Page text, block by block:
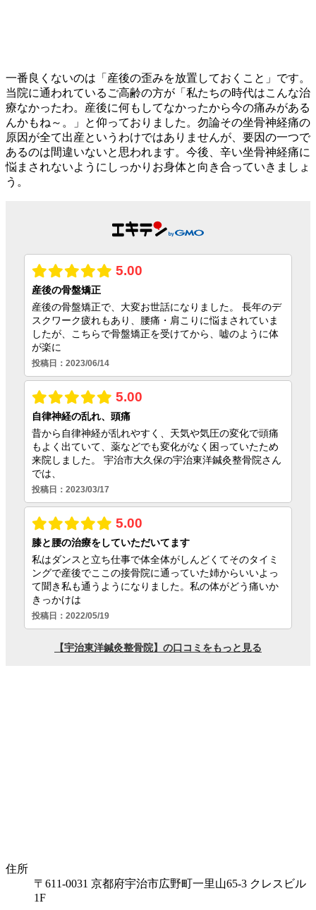
一番良くないのは「産後の歪みを放置しておくこと」です。
当院に通われているご高齢の方が「私たちの時代はこんな治
療なかったわ。産後に何もしてなかったから今の痛みがある
んかもね～。」と仰っておりました。勿論その坐骨神経痛の
原因が全て出産というわけではありませんが、要因の一つで
あるのは間違いないと思われます。今後、辛い坐骨神経痛に
悩まされないようにしっかりお身体と向き合っていきましょ
う。
住所
〒611-0031 京都府宇治市広野町一里山65-3 クレスビル
1F